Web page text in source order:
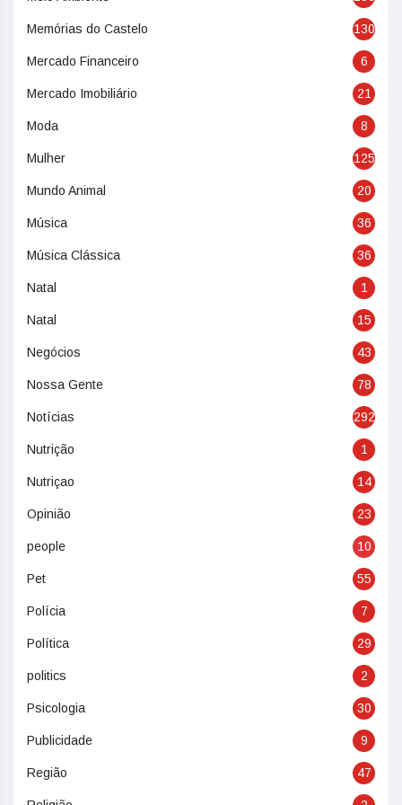
Memórias do Castelo 130
Mercado Financeiro 6
Mercado Imobiliário 21
Moda 8
Mulher 125
Mundo Animal 20
Música 36
Música Clássica 36
Natal 1
Natal 15
Negócios 43
Nossa Gente 78
Notícias 292
Nutrição 1
Nutriçao 14
Opinião 23
people 10
Pet 55
Polícia 7
Política 29
politics 2
Psicologia 30
Publicidade 9
Região 47